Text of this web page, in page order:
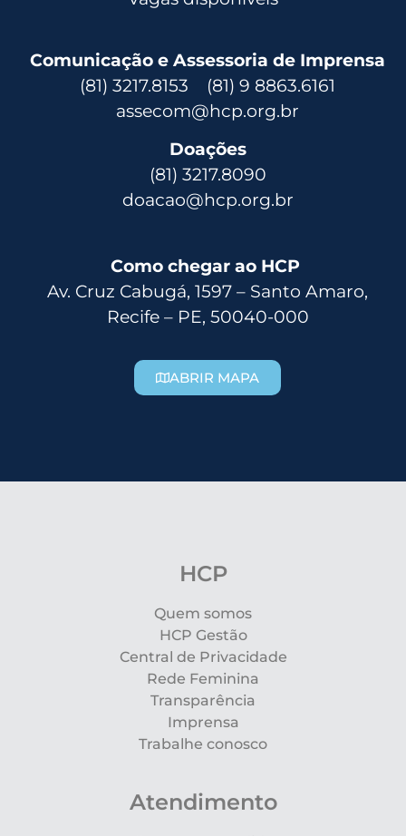
Comunicação e Assessoria de Imprensa
(81) 3217.8153 (81) 9 8863.6161
assecom@hcp.org.br
Doações
(81) 3217.8090
doacao@hcp.org.br
Como chegar ao HCP
Av. Cruz Cabugá, 1597 – Santo Amaro,
Recife – PE, 50040-000
ABRIR MAPA
HCP
Quem somos
HCP Gestão
Central de Privacidade
Rede Feminina
Transparência
Imprensa
Trabalhe conosco
Atendimento